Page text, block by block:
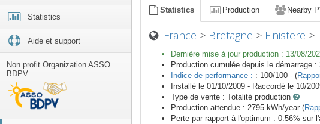
Statistics
Aide et support
Non profit Organization ASSO
BDPV
Statistics Production Nearby
France > Bretagne > Finistere >
Dernière mise à jour production : 13/08/
Production cumulée depuis le démarrage :
Indice de performance : : 100/100 - (
Installé le 01/10/2009 - Raccordé le 10/
Type de vente : Totalité production
Production attendue : 2795 kWh/year (
Perte par rapport à l'optimum : 0.56% sur